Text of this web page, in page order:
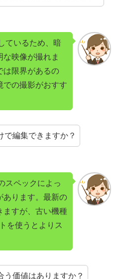
ているため、暗
な映像が撮れま
は限界があるの
での撮影がおすす
で編集できますか？
スペックによっ
あります。最新の
ますが、古い機種
を使うとよりス
う価値はありますか？